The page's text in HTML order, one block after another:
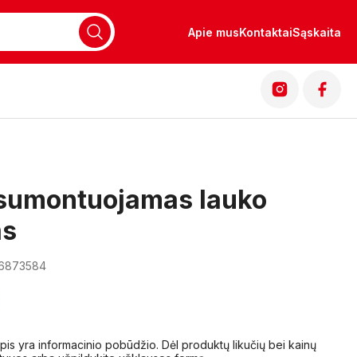
Apie musKontaktaiSąskaita
lauko
yra informacinio pobūdžio. Dėl produktų likučių bei kainų